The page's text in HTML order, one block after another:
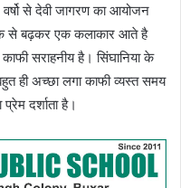
वर्षो से देवी जागरण का आयोजन
से बढ़कर एक कलाकार आते है
सराहनीय है। सिंघानिया के
ही अच्छा लगा काफी व्यस्त समय
दर्शाता है।